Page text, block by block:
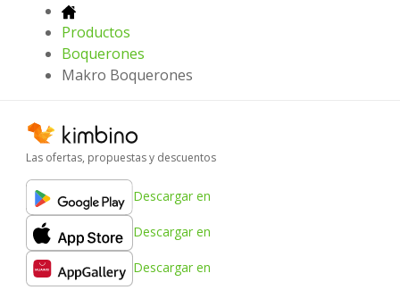
Productos
Boquerones
Makro Boquerones
Las ofertas, propuestas y descuentos
Descargar en
Descargar en
Descargar en